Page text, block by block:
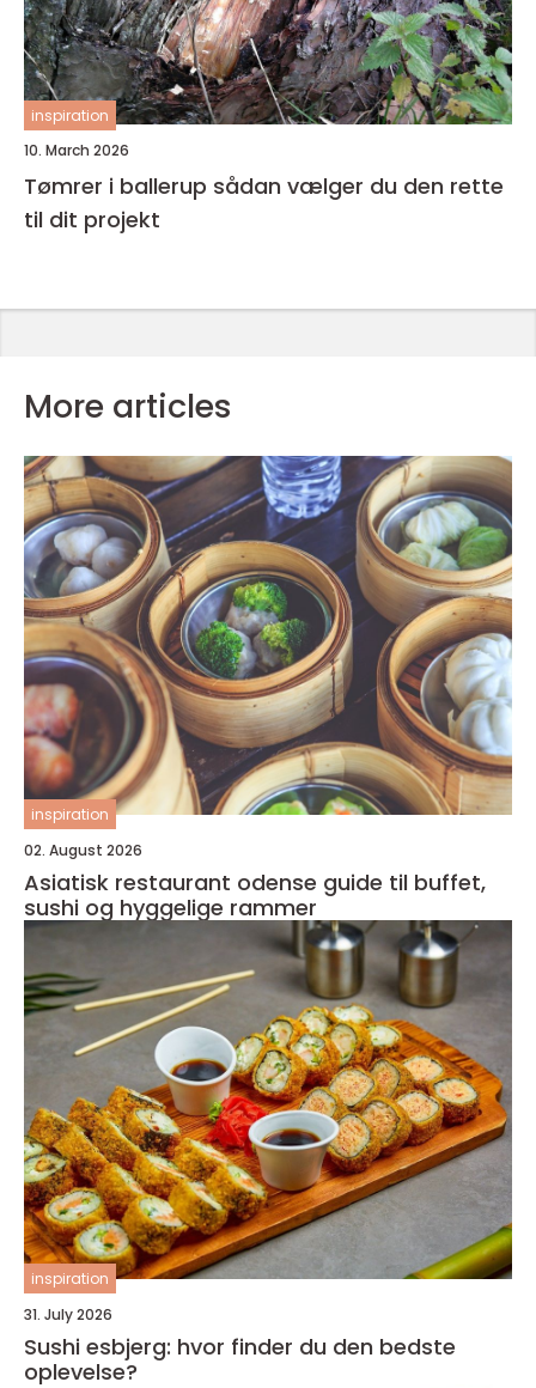
inspiration
10. March 2026
Tømrer i ballerup sådan vælger du den rette
til dit projekt
More articles
inspiration
02. August 2026
Asiatisk restaurant odense guide til buffet,
sushi og hyggelige rammer
inspiration
31. July 2026
Sushi esbjerg: hvor finder du den bedste
oplevelse?